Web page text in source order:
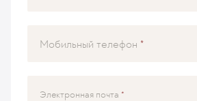
Мобильный телефон
Электронная почта